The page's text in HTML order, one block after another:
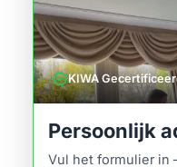
verifiedKIWA
Persoonlijk
Vul het formulier